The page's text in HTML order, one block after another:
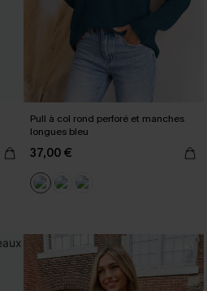
Pull à col rond perforé et manches
longues bleu
37,00 €